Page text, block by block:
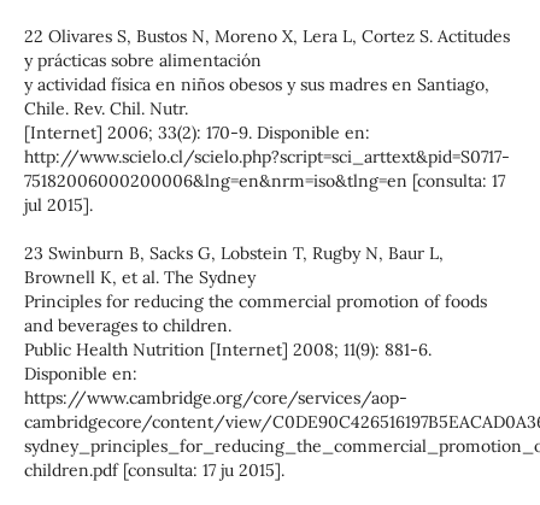
22 Olivares S, Bustos N, Moreno X, Lera L, Cortez S. Actitudes
y prácticas sobre alimentación
y actividad física en niños obesos y sus madres en Santiago,
Chile. Rev. Chil. Nutr.
[Internet] 2006; 33(2): 170-9. Disponible en:
http://www.scielo.cl/scielo.php?script=sci_arttext&pid=S0717-
75182006000200006&lng=en&nrm=iso&tlng=en [consulta: 17
jul 2015].
23 Swinburn B, Sacks G, Lobstein T, Rugby N, Baur L,
Brownell K, et al. The Sydney
Principles for reducing the commercial promotion of foods
and beverages to children.
Public Health Nutrition [Internet] 2008; 11(9): 881-6.
Disponible en:
https://www.cambridge.org/core/services/aop-
cambridgecore/content/view/
children.pdf [consulta: 17 ju 2015].